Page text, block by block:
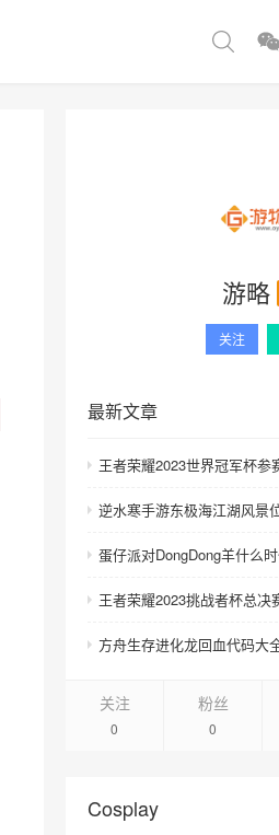
游略
关注
最新文章
关注
0
粉丝
0
Cosplay